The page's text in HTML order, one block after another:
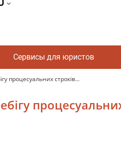
Сервисы для юристов
процесуальних строків...